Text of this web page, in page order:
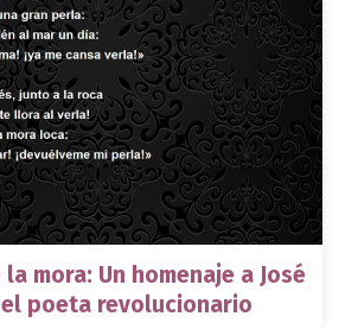
mora: Un homenaje a José
poeta revolucionario